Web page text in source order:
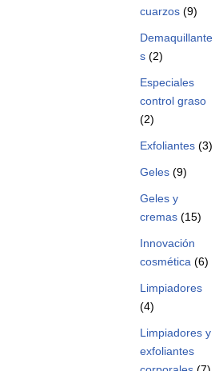
cuarzos (9)
Demaquillante
s (2)
Especiales
control graso
(2)
Exfoliantes (3)
Geles (9)
Geles y
cremas (15)
Innovación
cosmética (6)
Limpiadores
(4)
Limpiadores y
exfoliantes